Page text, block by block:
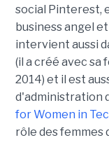
social Pinterest,
business angel
intervient aussi
(il a créé avec sa
2014) et il est
d'administration
for Women in
rôle des femmes